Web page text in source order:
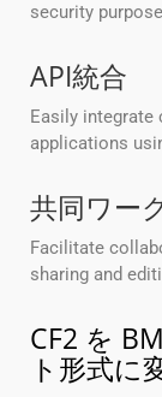
security
API統合
Easily
applications
共同ワー
Facilitate
sharing and
CF2 を
ト形式に